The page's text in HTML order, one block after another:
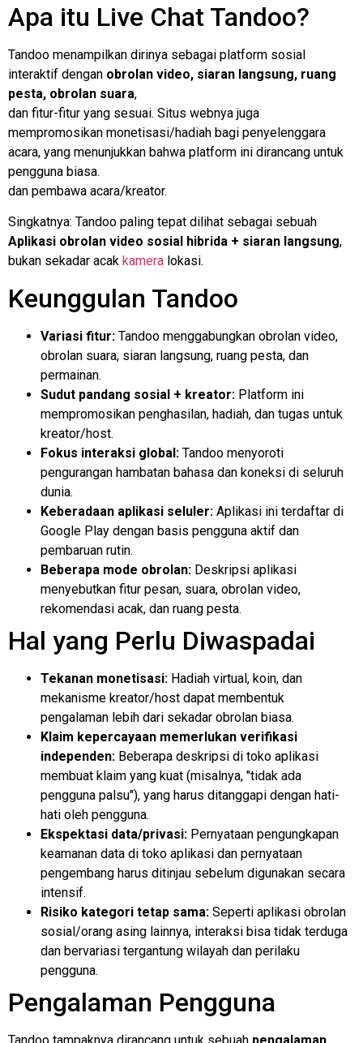
Apa itu Live Chat Tandoo?
Tandoo menampilkan dirinya sebagai platform sosial
interaktif dengan obrolan video, siaran langsung, ruang
pesta, obrolan suara,
dan fitur-fitur yang sesuai. Situs webnya juga
mempromosikan monetisasi/hadiah bagi penyelenggara
acara, yang menunjukkan bahwa platform ini dirancang untuk
pengguna biasa.
dan pembawa acara/kreator.
Singkatnya: Tandoo paling tepat dilihat sebagai sebuah
Aplikasi obrolan video sosial hibrida + siaran langsung,
bukan sekadar acak kamera lokasi.
Keunggulan Tandoo
Variasi fitur: Tandoo menggabungkan obrolan video,
obrolan suara, siaran langsung, ruang pesta, dan
permainan.
Sudut pandang sosial + kreator: Platform ini
mempromosikan penghasilan, hadiah, dan tugas untuk
kreator/host.
Fokus interaksi global: Tandoo menyoroti
pengurangan hambatan bahasa dan koneksi di seluruh
dunia.
Keberadaan aplikasi seluler: Aplikasi ini terdaftar di
Google Play dengan basis pengguna aktif dan
pembaruan rutin.
Beberapa mode obrolan: Deskripsi aplikasi
menyebutkan fitur pesan, suara, obrolan video,
rekomendasi acak, dan ruang pesta.
Hal yang Perlu Diwaspadai
Tekanan monetisasi: Hadiah virtual, koin, dan
mekanisme kreator/host dapat membentuk
pengalaman lebih dari sekadar obrolan biasa.
Klaim kepercayaan memerlukan verifikasi
independen: Beberapa deskripsi di toko aplikasi
membuat klaim yang kuat (misalnya, "tidak ada
pengguna palsu"), yang harus ditanggapi dengan hati-
hati oleh pengguna.
Ekspektasi data/privasi: Pernyataan pengungkapan
keamanan data di toko aplikasi dan pernyataan
pengembang harus ditinjau sebelum digunakan secara
intensif.
Risiko kategori tetap sama: Seperti aplikasi obrolan
sosial/orang asing lainnya, interaksi bisa tidak terduga
dan bervariasi tergantung wilayah dan perilaku
pengguna.
Pengalaman Pengguna
Tandoo tampaknya dirancang untuk sebuah pengalaman